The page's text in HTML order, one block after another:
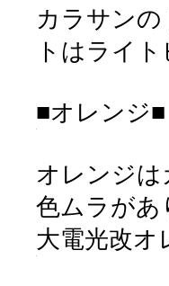
カラサン
トはライ
■オレンジ■
オレンジ
色ムラがあ
大電光改オ